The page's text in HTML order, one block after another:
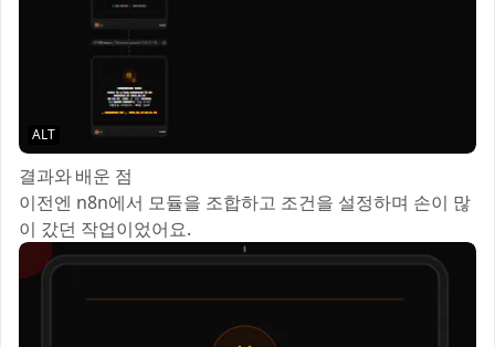
ALT
결과와 배운 점
이전엔 n8n에서 모듈을 조합하고 조건을 설정하며 손이 많
이 갔던 작업이었어요.